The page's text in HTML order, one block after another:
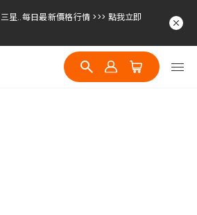
..每日最新價格行情 >>> 點我立即
星..每日最新價格行情 >>> 點我立即
星..每日最新價格行情 >>> 點我立即